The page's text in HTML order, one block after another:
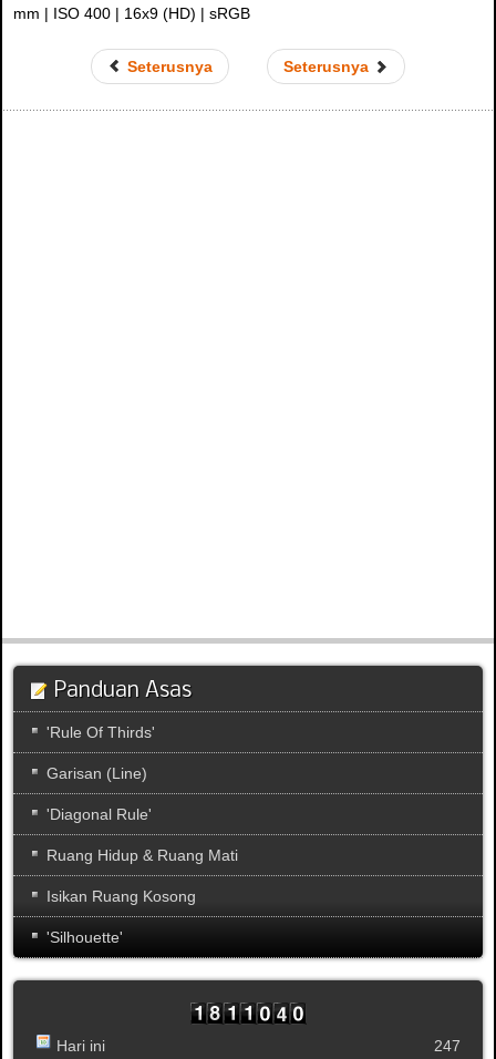
mm | ISO 400 | 16x9 (HD) | sRGB
Seterusnya Seterusnya
Panduan Asas
'Rule Of Thirds'
Garisan (Line)
'Diagonal Rule'
Ruang Hidup & Ruang Mati
Isikan Ruang Kosong
'Silhouette'
Hari ini 247